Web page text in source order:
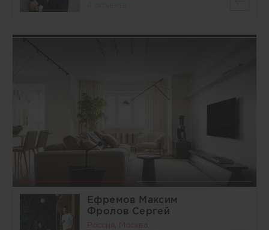
Ефремов Максим
Фролов Сергей
Россия, Москва